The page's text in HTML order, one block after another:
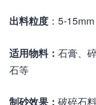
出料粒度：5-15mm
适用物料： 石膏、
石等
制砂效果： 破碎石